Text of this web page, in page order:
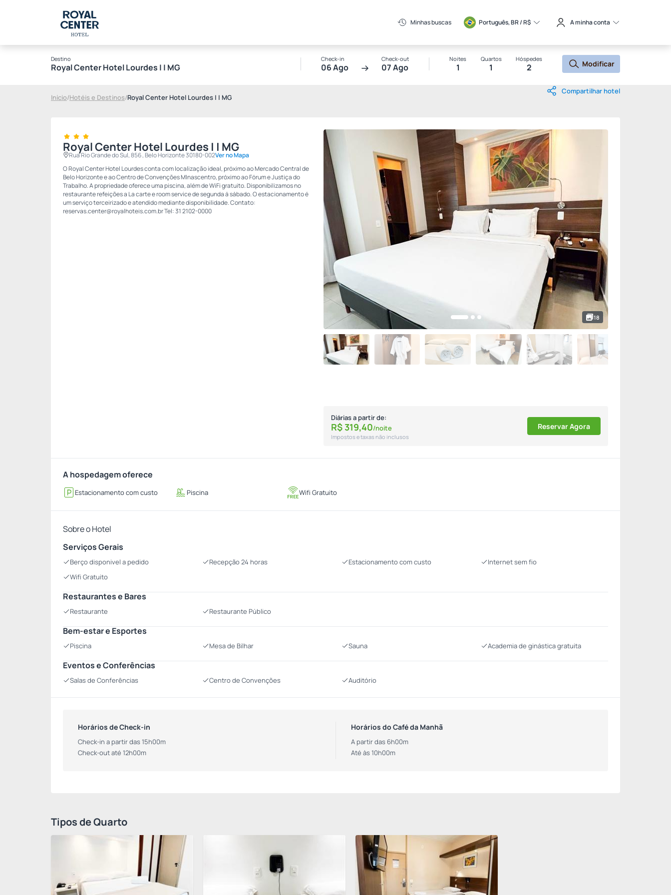
Minhas buscas Português, BR / R$ A minha conta
Destino
Royal Center Hotel Lourdes | | MG
Check-in
06 Ago
Check-out
07 Ago
Noites
1
Quartos
1
Hóspedes
2 Modificar
Início/Hotéis e Destinos/Royal Center Hotel Lourdes | | MG
Compartilhar hotel
Royal Center Hotel Lourdes | | MG
Rua Rio Grande do Sul, 856 , Belo Horizonte 30180-002Ver no Mapa
O Royal Center Hotel Lourdes conta com localização ideal, próximo ao Mercado Central de
Belo Horizonte e ao Centro de Convenções MInascentro, próximo ao Fórum e Justiça do
Trabalho. A propriedade oferece uma piscina, além de WiFi gratuito. Disponibilizamos no
restaurante refeições a La carte e room service de segunda á sábado. O estacionamento é
um serviço terceirizado e atendido mediante disponibilidade. Contato:
reservas.center@royalhoteis.com.brTel: 31 2102-0000
18
Diárias a partir de:
R$ 319,40/noite
Impostos e taxas não inclusos
Reservar Agora
A hospedagem oferece
Estacionamento com custo Piscina Wifi Gratuito
Sobre o Hotel
Serviços Gerais
Berço disponivel a pedido Recepção 24 horas Estacionamento com custo
Internet sem fio
Wifi Gratuito
Restaurantes e Bares
Restaurante Restaurante Público
Bem-estar e Esportes
Piscina Mesa de Bilhar Sauna Academia de ginástica gratuita
Eventos e Conferências
Salas de Conferências Centro de Convenções Auditório
Horários de Check-in
Check-in a partir das 15h00m
Check-out até 12h00m
Horários do Café da Manhã
A partir das 6h00m
Até às 10h00m
Tipos de Quarto